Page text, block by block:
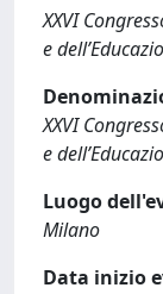
XXVI
e
XXVI
e
Luogo
Milano
Data inizio